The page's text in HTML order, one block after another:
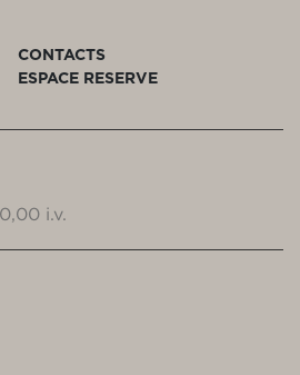
CONTACTS
ESPACE RESERVE
i.v.